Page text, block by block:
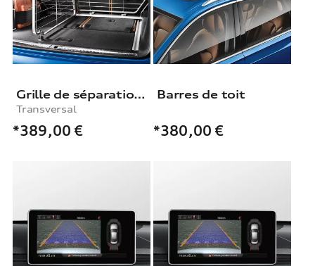
Grille de séparation du coffre à bagages
Transversal
*389,00 €
Barres de toit
*380,00 €